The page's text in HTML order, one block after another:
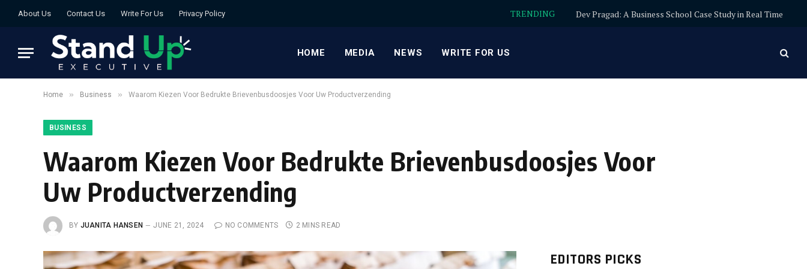
About Us Contact Us Write For Us Privacy Policy TRENDING Dev Pragad: A Business School Case Study in Real Time
HOME MEDIA NEWS WRITE FOR US
Home » Business » Waarom Kiezen Voor Bedrukte Brievenbusdoosjes Voor Uw Productverzending
BUSINESS
Waarom Kiezen Voor Bedrukte Brievenbusdoosjes Voor
Uw Productverzending
BY JUANITA HANSEN JUNE 21, 2024 NO COMMENTS 2 MINS READ
EDITORS PICKS